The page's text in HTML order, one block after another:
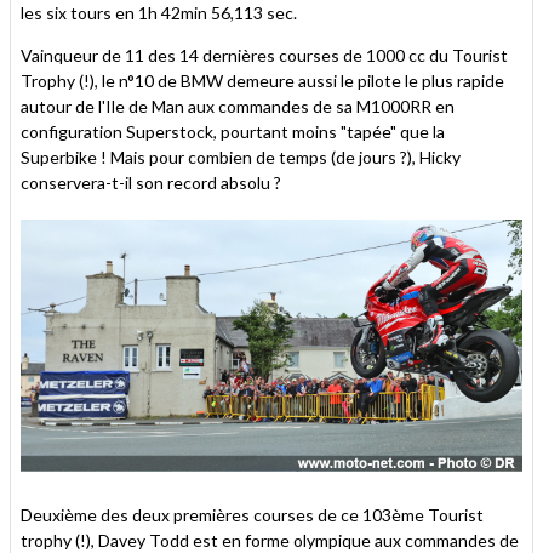
les six tours en 1h 42min 56,113 sec.
Vainqueur de 11 des 14 dernières courses de 1000 cc du Tourist
Trophy (!), le n°10 de BMW demeure aussi le pilote le plus rapide
autour de l'Ile de Man aux commandes de sa M1000RR en
configuration Superstock, pourtant moins "tapée" que la
Superbike ! Mais pour combien de temps (de jours ?), Hicky
conservera-t-il son record absolu ?
Deuxième des deux premières courses de ce 103ème Tourist
trophy (!), Davey Todd est en forme olympique aux commandes de